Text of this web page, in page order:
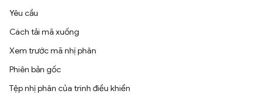
Yêu cầu
Cách tải mã xuống
Xem trước mã nhị phân
Phiên bản gốc
Tệp nhị phân của trình điều khiển